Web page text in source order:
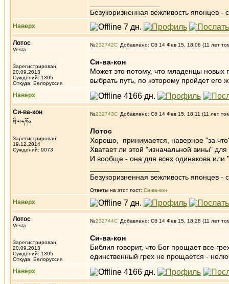
Безукоризненная вежливость японцев -
Наверх
Лотос
Vesta
Зарегистрирован:
20.09.2013
Суждений: 1305
Откуда: Белоруссия
№232742 Добавлено: Сб 14 Фев 15, 18:06 (11 лет
Си-ва-кон
Может это потому, что младенцы новых
выбрать путь, по которому пройдет
Наверх
Си-ва-кон
སྲི་བ་དཀོན
Зарегистрирован:
19.12.2014
Суждений: 9073
№232743 Добавлено: Сб 14 Фев 15, 18:11 (11 лет
Лотос
Хорошо, принимается, наверное "за
Хватает ли этой "изначальной вины"
И вообще - она для всех одинакова или
Безукоризненная вежливость японцев -
Ответы на этот пост: Си-ва-кон
Наверх
Лотос
Vesta
Зарегистрирован:
20.09.2013
Суждений: 1305
Откуда: Белоруссия
№232744 Добавлено: Сб 14 Фев 15, 18:28 (11 лет
Си-ва-кон
Библия говорит, что Бог прощает все
единственный грех не прощается -
Наверх